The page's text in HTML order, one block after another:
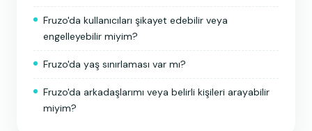
Fruzo'da kullanıcıları şikayet edebilir veya
engelleyebilir miyim?
Fruzo'da yaş sınırlaması var mı?
Fruzo'da arkadaşlarımı veya belirli kişileri arayabilir
miyim?